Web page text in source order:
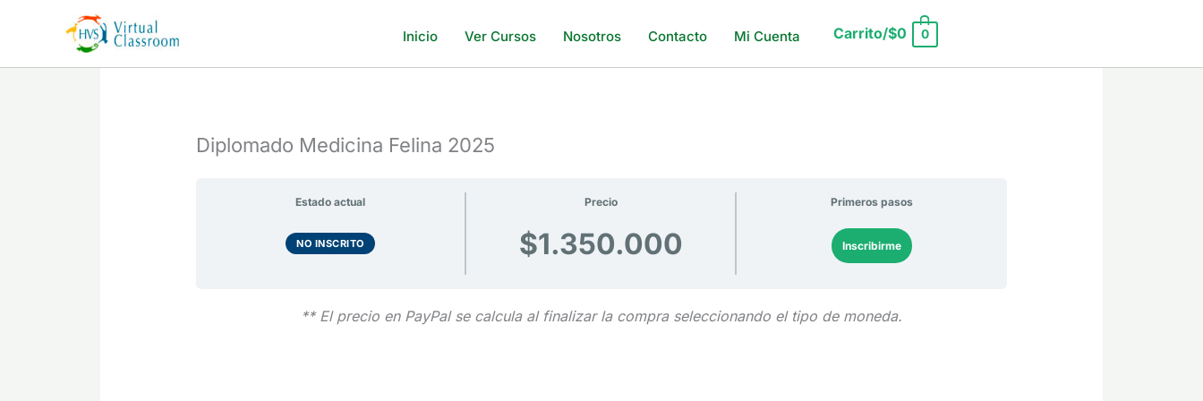
contenido
Inicio Ver Cursos Nosotros Contacto Mi Cuenta Carrito/$0 0
Diplomado Medicina Felina 2025
Estado actual
NO INSCRITO
Precio
$1.350.000
Primeros pasos
Inscribirme
** El precio en PayPal se calcula al finalizar la compra seleccionando el tipo de moneda.